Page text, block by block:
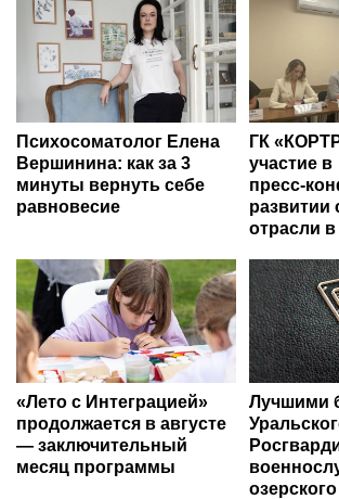
Психосоматолог Елена
Вершинина: как за 3
минуты вернуть себе
равновесие
ГК
участие в
развитии
отрасли
«Лето с Интеграцией»
продолжается в августе
— заключительный
месяц программы
Лучшими